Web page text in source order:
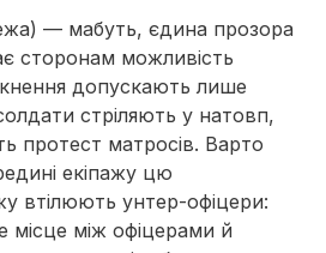
— мабуть, єдина прозора
сторонам можливість
допускають лише
стріляють у натовп,
протест матросів. Варто
екіпажу цю
втілюють унтер-офіцери:
місце між офіцерами й